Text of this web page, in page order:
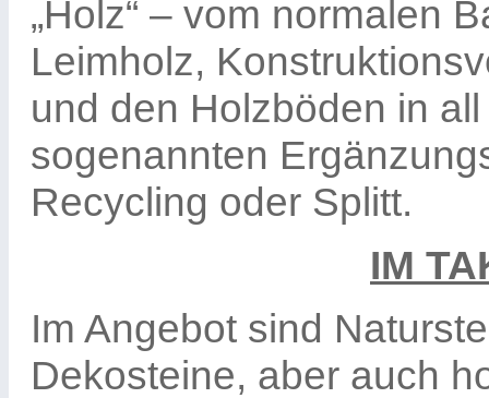
„Holz“ – vom normalen
Leimholz,
und den Holzböden in
sogenannten
Recycling oder Splitt.
IM
Im Angebot sind
Dekosteine, aber auch